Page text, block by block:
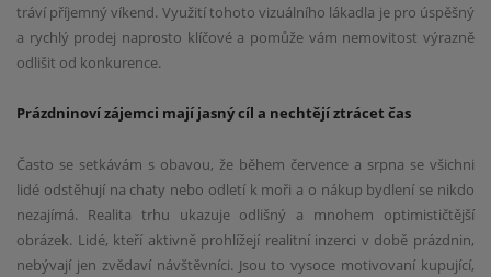
tráví příjemný víkend. Využití tohoto vizuálního lákadla je pro úspěšný
a rychlý prodej naprosto klíčové a pomůže vám nemovitost výrazně
odlišit od konkurence.
Prázdninoví zájemci mají jasný cíl a nechtějí ztrácet čas
Často se setkávám s obavou, že během července a srpna se všichni
lidé odstěhují na chaty nebo odletí k moři a o nákup bydlení se nikdo
nezajímá. Realita trhu ukazuje odlišný a mnohem optimističtější
obrázek. Lidé, kteří aktivně prohlížejí realitní inzerci v době prázdnin,
nebývají jen zvědaví návštěvníci. Jsou to vysoce motivovaní kupující,